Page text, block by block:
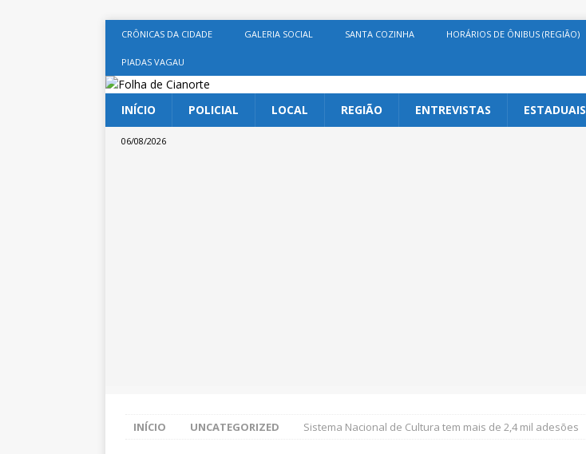
CRÔNICAS DA CIDADE GALERIA SOCIAL SANTA COZINHA HORÁRIOS DE ÔNIBUS (REGIÃO)
PIADAS VAGAU
INÍCIO POLICIAL LOCAL REGIÃO ENTREVISTAS ESTADUAIS
06/08/2026
INÍCIO UNCATEGORIZED Sistema Nacional de Cultura tem mais de 2,4 mil adesões